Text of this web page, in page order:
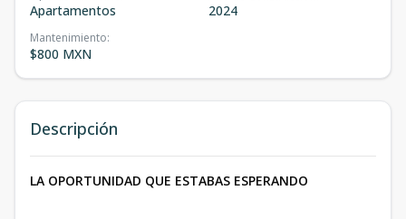
Apartamentos 2024
Mantenimiento:
$800 MXN
Descripción
LA OPORTUNIDAD QUE ESTABAS ESPERANDO